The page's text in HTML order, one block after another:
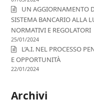
UN AGGIORNAMENTO
SISTEMA BANCARIO ALLA
NORMATIVI E REGOLATORI
25/01/2024
L’A.I. NEL PROCESSO
E OPPORTUNITÀ
22/01/2024
Archivi